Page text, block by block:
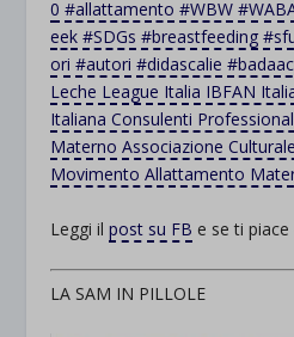
0 #allattamento #WBW #
eek #SDGs #breastfeeding #
ori #autori #didascalie #
Leche League Italia IBFAN
Italiana Consulenti
Materno Associazione
Movimento Allattamento
Leggi ilpost su FB e se ti piace
LA SAM IN PILLOLE